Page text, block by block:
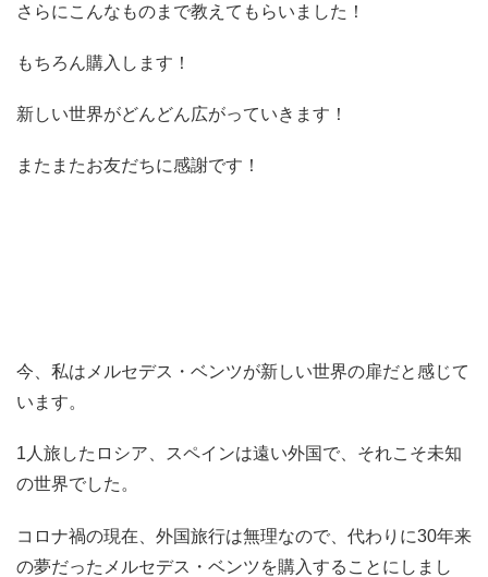
さらにこんなものまで教えてもらいました！
もちろん購入します！
新しい世界がどんどん広がっていきます！
またまたお友だちに感謝です！
今、私はメルセデス・ベンツが新しい世界の扉だと感じて
います。
1人旅したロシア、スペインは遠い外国で、それこそ未知
の世界でした。
コロナ禍の現在、外国旅行は無理なので、代わりに30年来
の夢だったメルセデス・ベンツを購入することにしまし